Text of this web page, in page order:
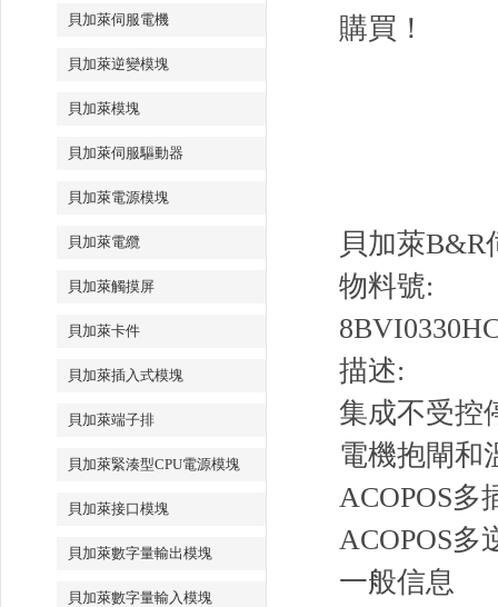
貝加萊伺服電機
貝加萊逆變模塊
貝加萊模塊
貝加萊伺服驅動器
貝加萊電源模塊
貝加萊電纜
貝加萊觸摸屏
貝加萊卡件
貝加萊插入式模塊
貝加萊端子排
貝加萊緊湊型CPU電源模塊
貝加萊接口模塊
貝加萊數字量輸出模塊
貝加萊數字量輸入模塊
購買！
貝加萊B&R
物料號:
描述:
集成不受控
電機抱閘和
ACOPOS多
ACOPOS多
一般信息